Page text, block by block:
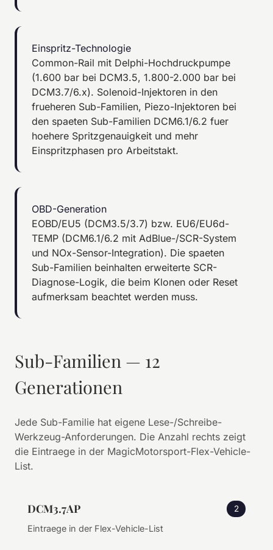
Einspritz-Technologie
Common-Rail mit Delphi-Hochdruckpumpe
(1.600 bar bei DCM3.5, 1.800-2.000 bar bei
DCM3.7/6.x). Solenoid-Injektoren in den
frueheren Sub-Familien, Piezo-Injektoren bei
den spaeten Sub-Familien DCM6.1/6.2 fuer
hoehere Spritzgenauigkeit und mehr
Einspritzphasen pro Arbeitstakt.
OBD-Generation
EOBD/EU5 (DCM3.5/3.7) bzw. EU6/EU6d-
TEMP (DCM6.1/6.2 mit AdBlue-/SCR-System
und NOx-Sensor-Integration). Die spaeten
Sub-Familien beinhalten erweiterte SCR-
Diagnose-Logik, die beim Klonen oder Reset
aufmerksam beachtet werden muss.
Sub-Familien — 12
Generationen
Jede Sub-Familie hat eigene Lese-/Schreibe-
Werkzeug-Anforderungen. Die Anzahl rechts zeigt
die Eintraege in der MagicMotorsport-Flex-Vehicle-
List.
DCM3.7AP 2
Eintraege in der Flex-Vehicle-List